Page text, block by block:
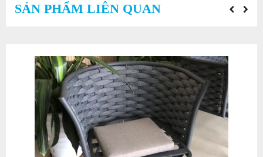
SẢN PHẨM LIÊN QUAN